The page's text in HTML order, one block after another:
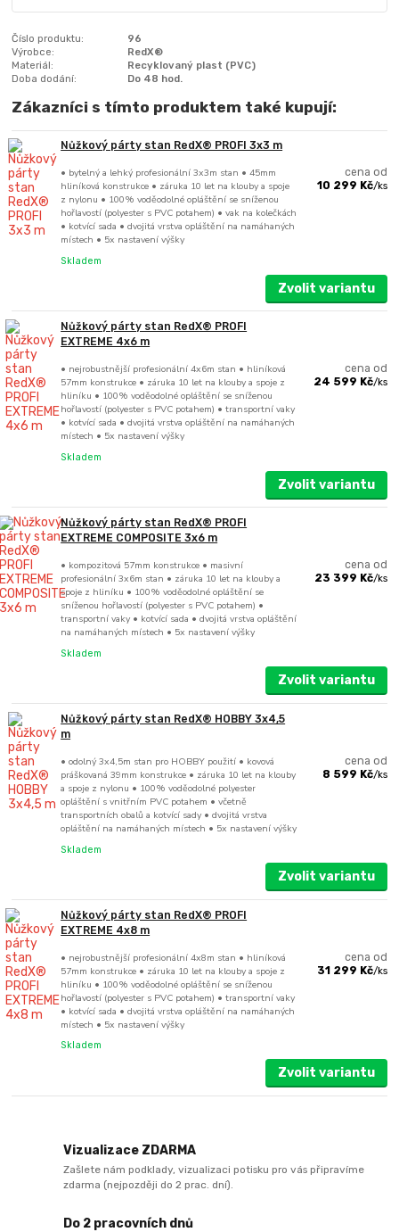
Číslo produktu:
96
Výrobce:
RedX®
Materiál:
Recyklovaný plast (PVC)
Doba dodání:
Do 48 hod.
Zákazníci s tímto produktem také kupují:
Nůžkový párty stan RedX® PROFI 3x3 m
• bytelný a lehký profesionální 3x3m stan • 45mm
hliníková konstrukce • záruka 10 let na klouby a spoje
z nylonu • 100% voděodolné opláštění se sníženou
hořlavostí (polyester s PVC potahem) • vak na kolečkách
• kotvící sada • dvojitá vrstva opláštění na namáhaných
místech • 5x nastavení výšky
cena od
10 299 Kč/ks
Skladem
Zvolit variantu
Nůžkový párty stan RedX® PROFI
EXTREME 4x6 m
• nejrobustnější profesionální 4x6m stan • hliníková
57mm konstrukce • záruka 10 let na klouby a spoje z
hliníku • 100% voděodolné opláštění se sníženou
hořlavostí (polyester s PVC potahem) • transportní vaky
• kotvící sada • dvojitá vrstva opláštění na namáhaných
místech • 5x nastavení výšky
cena od
24 599 Kč/ks
Skladem
Zvolit variantu
Nůžkový párty stan RedX® PROFI
EXTREME COMPOSITE 3x6 m
• kompozitová 57mm konstrukce • masivní
profesionální 3x6m stan • záruka 10 let na klouby a
spoje z hliníku • 100% voděodolné opláštění se
sníženou hořlavostí (polyester s PVC potahem) •
transportní vaky • kotvící sada • dvojitá vrstva opláštění
na namáhaných místech • 5x nastavení výšky
cena od
23 399 Kč/ks
Skladem
Zvolit variantu
Nůžkový párty stan RedX® HOBBY 3x4,5
m
• odolný 3x4,5m stan pro HOBBY použití • kovová
práškovaná 39mm konstrukce • záruka 10 let na klouby
a spoje z nylonu • 100% voděodolné polyester
opláštění s vnitřním PVC potahem • včetně
transportních obalů a kotvící sady • dvojitá vrstva
opláštění na namáhaných místech • 5x nastavení výšky
cena od
8 599 Kč/ks
Skladem
Zvolit variantu
Nůžkový párty stan RedX® PROFI
EXTREME 4x8 m
• nejrobustnější profesionální 4x8m stan • hliníková
57mm konstrukce • záruka 10 let na klouby a spoje z
hliníku • 100% voděodolné opláštění se sníženou
hořlavostí (polyester s PVC potahem) • transportní vaky
• kotvící sada • dvojitá vrstva opláštění na namáhaných
místech • 5x nastavení výšky
cena od
31 299 Kč/ks
Skladem
Zvolit variantu
Vizualizace ZDARMA
Zašlete nám podklady, vizualizaci potisku pro vás připravíme
zdarma (nejpozději do 2 prac. dní).
Do 2 pracovních dnů